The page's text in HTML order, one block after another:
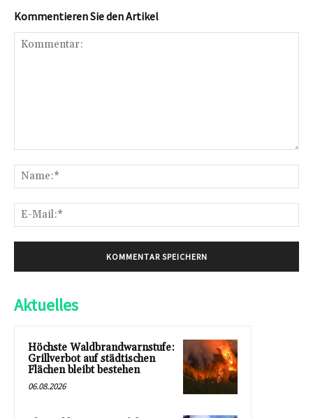
Kommentieren Sie den Artikel
Aktuelles
Höchste Waldbrandwarnstufe:
Grillverbot auf städtischen
Flächen bleibt bestehen
06.08.2026